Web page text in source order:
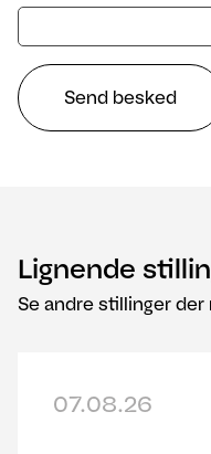
Lignende
Se andre stillinger
07.08.26